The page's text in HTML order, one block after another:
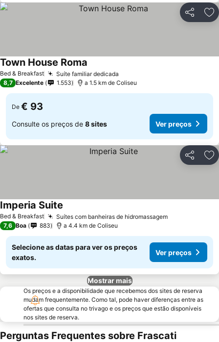
Partilhar
Bed & Breakfast Suíte familiar dedicada
Town House Roma
8,7 Excelente 1.553 a 1.5 km de Coliseu
De € 93
Consulte os preços de 8 sites Ver preços
Partilhar
Bed & Breakfast Suítes com banheiras de hidromassagemVer preços
Imperia Suite
7,6 Boa 883 a 4.4 km de Coliseu
Selecione as datas para ver os preços
exatos.
Ver preços
Mostrar mais
Os preços e a disponibilidade que recebemos dos sites de reserva
mudam frequentemente. Como tal, pode haver diferenças entre as
ofertas que consulta no trivago e os preços que estão disponíveis
nos sites de reserva.
Perguntas Frequentes sobre Frascati